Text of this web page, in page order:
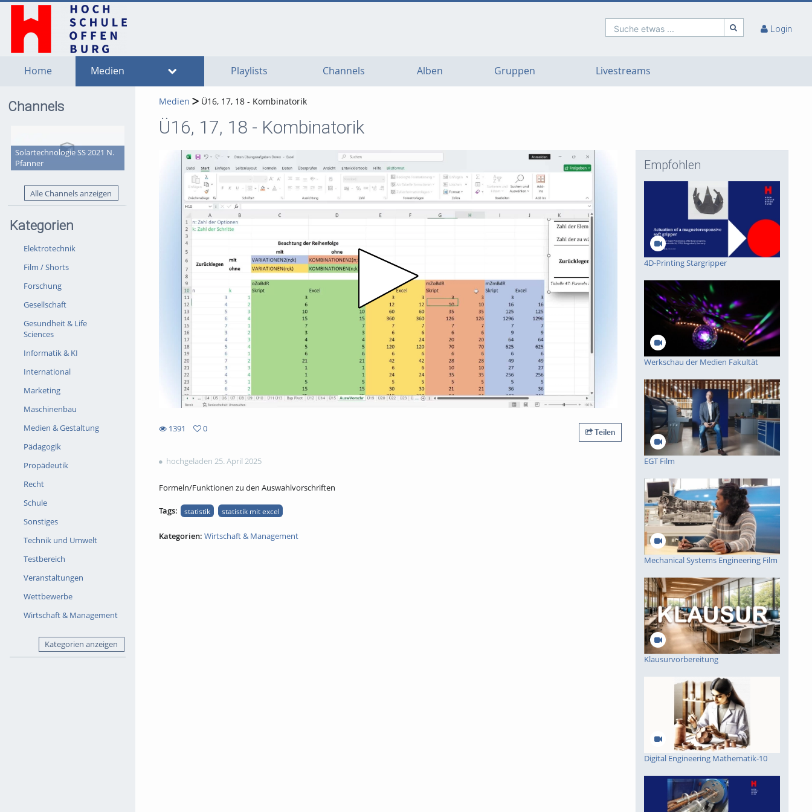
Suche etwas ... Login
Home Medien Playlists Channels Alben Gruppen Livestreams
Channels
Solartechnologie SS 2021 N.
Pfanner
Alle Channels anzeigen
Kategorien
Elektrotechnik
Film / Shorts
Forschung
Gesellschaft
Gesundheit & Life
Sciences
Informatik & KI
International
Marketing
Maschinenbau
Medien & Gestaltung
Pädagogik
Propädeutik
Recht
Schule
Sonstiges
Technik und Umwelt
Testbereich
Veranstaltungen
Wettbewerbe
Wirtschaft & Management
Kategorien anzeigen
Medien Ü16, 17, 18 - Kombinatorik
Ü16, 17, 18 - Kombinatorik
1391
views
0
Teilen
hochgeladen 25. April 2025
Formeln/Funktionen zu den Auswahlvorschriften
Tags: statistik statistik mit excel
Kategorien: Wirtschaft & Management
Empfohlen
4D-Printing Stargripper
Werkschau der Medien Fakultät
EGT Film
Mechanical Systems Engineering Film
Klausurvorbereitung
Digital Engineering Mathematik-10